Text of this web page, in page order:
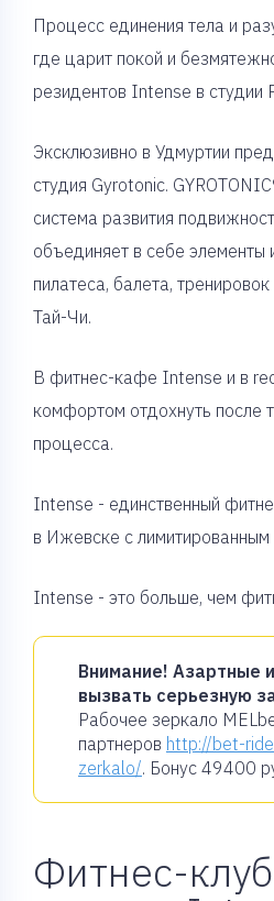
Процесс единения тела и
где царит покой и
резидентов Intense в студии
Эксклюзивно в Удмуртии
студия Gyrotonic.
система развития
объединяет в себе элементы
пилатеса, балета,
Тай-Чи.
В фитнес-кафе Intense и в
комфортом отдохнуть после
процесса.
Intense - единственный
в Ижевске с лимитированным
Intense - это больше, чем
Внимание! Азартные
вызвать серьезную
Рабочее зеркало
партнеров http://bet-
zerkalo/. Бонус 49400
Фитнес-